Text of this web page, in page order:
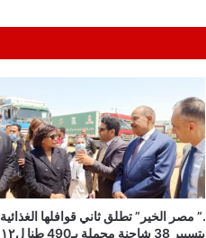
.” مصر الخير” تطلق ثاني قوافلها الغذائية
بتسيير 38 شاحنة محملة بـ490 طنا ل١٢